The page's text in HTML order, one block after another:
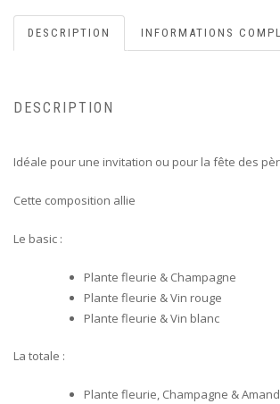
DESCRIPTION INFORMATIONS
DESCRIPTION
Idéale pour une invitation ou pour la fête des
Cette composition allie
Le basic :
Plante fleurie & Champagne
Plante fleurie & Vin rouge
Plante fleurie & Vin blanc
La totale :
Plante fleurie, Champagne &